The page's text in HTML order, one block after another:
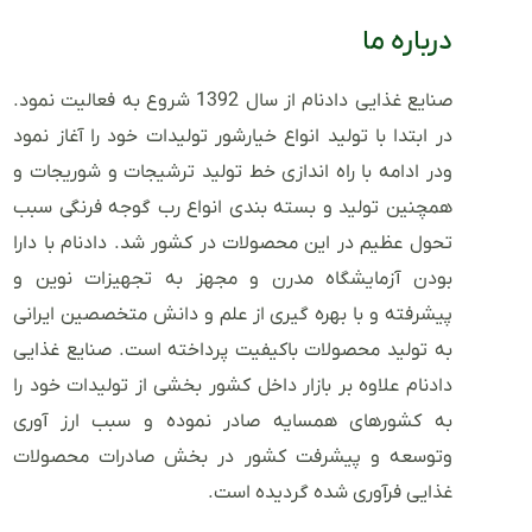
درباره ما
صنایع غذایی دادنام از سال 1392 شروع به فعالیت نمود.
در ابتدا با تولید انواع خیارشور تولیدات خود را آغاز نمود
ودر ادامه با راه اندازی خط تولید ترشیجات و شوریجات و
همچنین تولید و بسته بندی انواع رب گوجه فرنگی سبب
تحول عظیم در این محصولات در کشور شد. دادنام با دارا
بودن آزمایشگاه مدرن و مجهز به تجهیزات نوین و
پیشرفته و با بهره گیری از علم و دانش متخصصین ایرانی
به تولید محصولات باکیفیت پرداخته است. صنایع غذایی
دادنام علاوه بر بازار داخل کشور بخشی از تولیدات خود را
به کشورهای همسایه صادر نموده و سبب ارز آوری
وتوسعه و پیشرفت کشور در بخش صادرات محصولات
غذایی فرآوری شده گردیده است.